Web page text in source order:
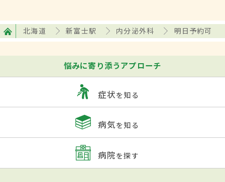
北海道 新富士駅 内分泌外科 明日予約可
悩みに寄り添うアプローチ
症状を知る
病気を知る
病院を探す